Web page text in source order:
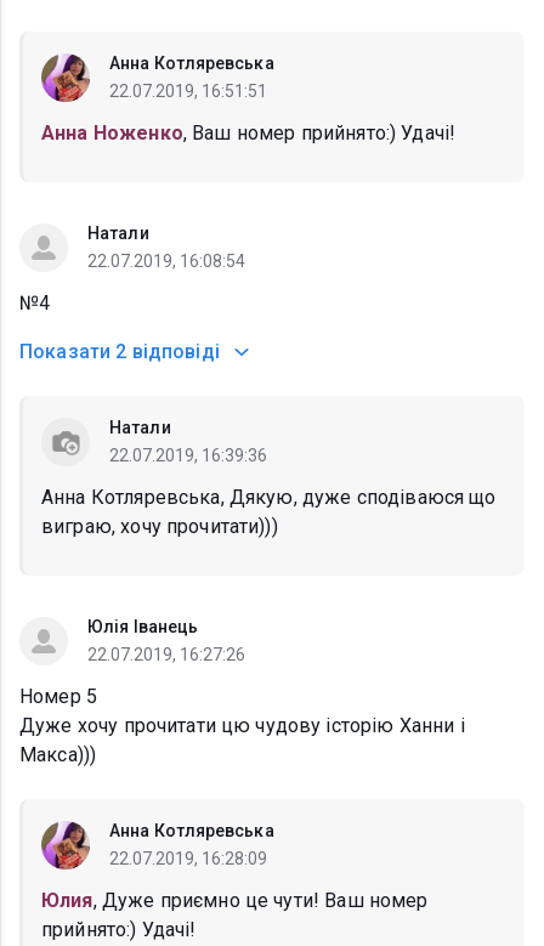
Анна Котляревська
22.07.2019, 16:51:51
Анна Ноженко, Ваш номер прийнято:) Удачі!
Натали
22.07.2019, 16:08:54
№4
Показати 2 відповіді
Натали
22.07.2019, 16:39:36
Анна Котляревська, Дякую, дуже сподiваюся що
виграю, хочу прочитати)))
Юлія Іванець
22.07.2019, 16:27:26
Номер 5
Дуже хочу прочитати цю чудову історію Ханни і
Макса)))
Анна Котляревська
22.07.2019, 16:28:09
Юлия, Дуже приємно це чути! Ваш номер
прийнято:) Удачі!